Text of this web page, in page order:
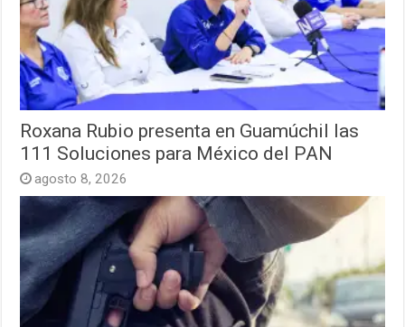
Roxana Rubio presenta en Guamúchil las
111 Soluciones para México del PAN
agosto 8, 2026